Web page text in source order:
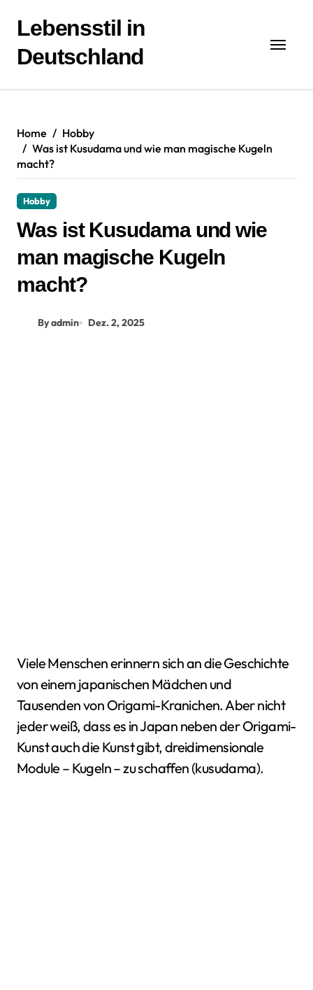
Inhalt
springen
Lebensstil in
Deutschland
Home
Hobby
Was ist Kusudama und wie man magische Kugeln
macht?
Hobby
Was ist Kusudama und wie
man magische Kugeln
macht?
By admin Dez. 2, 2025
Viele Menschen erinnern sich an die Geschichte
von einem japanischen Mädchen und
Tausenden von Origami-Kranichen. Aber nicht
jeder weiß, dass es in Japan neben der Origami-
Kunst auch die Kunst gibt, dreidimensionale
Module – Kugeln – zu schaffen (kusudama).